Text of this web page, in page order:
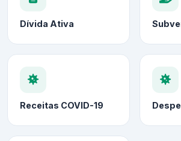
Dívida Ativa
Receitas COVID-19